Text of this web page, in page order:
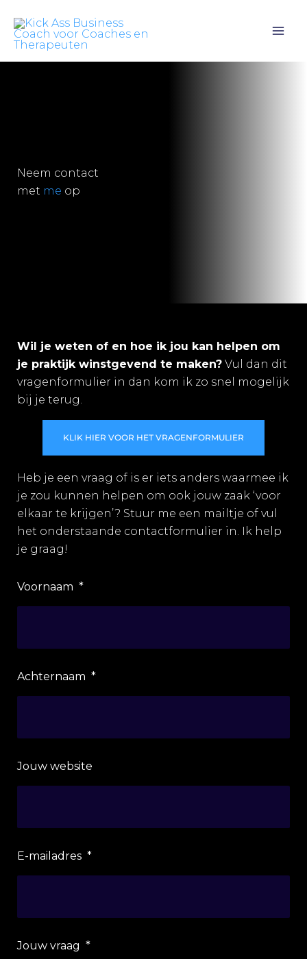
naar
inhoud
Neem contact
met me op
Wil je weten of en hoe ik jou kan helpen om
je praktijk winstgevend te maken? Vul dan dit
vragenformulier in dan kom ik zo snel mogelijk
bij je terug.
KLIK HIER VOOR HET VRAGENFORMULIER
Heb je een vraag of is er iets anders waarmee ik
je zou kunnen helpen om ook jouw zaak ‘voor
elkaar te krijgen’? Stuur me een mailtje of vul
het onderstaande contactformulier in. Ik help
je graag!
Voornaam *
Achternaam *
Jouw website
E-mailadres *
Jouw vraag *